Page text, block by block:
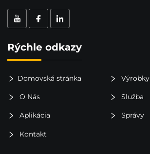
Rýchle odkazy
Domovská stránka Výrobky
O Nás Služba
Aplikácia Správy
Kontakt